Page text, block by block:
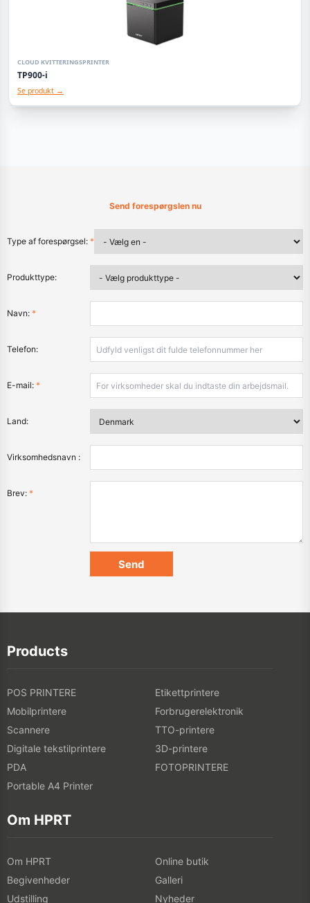
CLOUD KVITTERINGSPRINTER
TP900-i
Se produkt →
Send forespørgslen nu
Type af forespørgsel: *
Produkttype:
Navn: *
Telefon:
E-mail: *
Land:
Virksomhedsnavn :
Brev: *
Products
POS PRINTERE
Etikettprintere
Mobilprintere
Forbrugerelektronik
Scannere
TTO-printere
Digitale tekstilprintere
3D-printere
PDA
FOTOPRINTERE
Portable A4 Printer
Om HPRT
Om HPRT
Online butik
Begivenheder
Galleri
Udstilling
Nyheder